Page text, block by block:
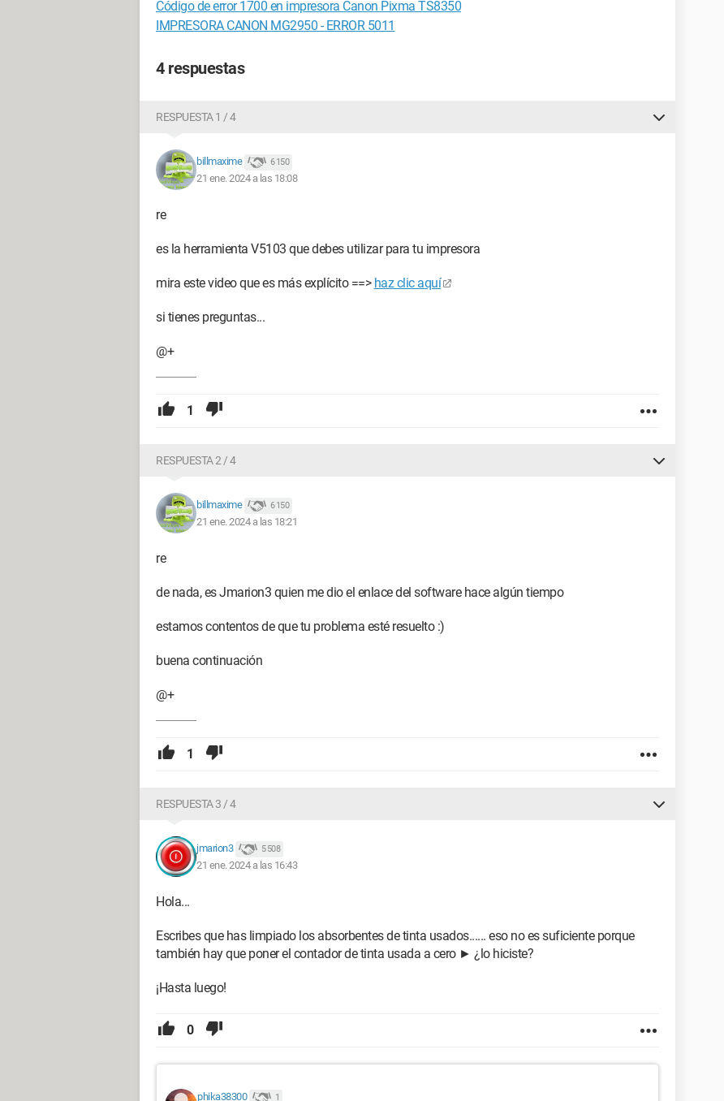
Código de error 1700 en impresora Canon Pixma TS8350
IMPRESORA CANON MG2950 - ERROR 5011
4 respuestas
RESPUESTA 1 / 4
billmaxime 6 150
21 ene. 2024 a las 18:08
re
es la herramienta V5103 que debes utilizar para tu impresora
mira este video que es más explícito ==> haz clic aquí
si tienes preguntas...
@+
1
RESPUESTA 2 / 4
billmaxime 6 150
21 ene. 2024 a las 18:21
re
de nada, es Jmarion3 quien me dio el enlace del software hace algún tiempo
estamos contentos de que tu problema esté resuelto :)
buena continuación
@+
1
RESPUESTA 3 / 4
jmarion3 5 508
21 ene. 2024 a las 16:43
Hola...
Escribes que has limpiado los absorbentes de tinta usados...... eso no es suficiente porque
también hay que poner el contador de tinta usada a cero ► ¿lo hiciste?
¡Hasta luego!
0
phika38300 1